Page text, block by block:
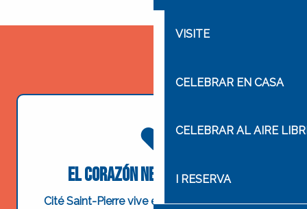
VISITE
CELEBRAR EN CASA
CELEBRAR AL AIRE
I RESERVA
El corazón necesita manos
Cité Saint-Pierre vive exclusivamente de las